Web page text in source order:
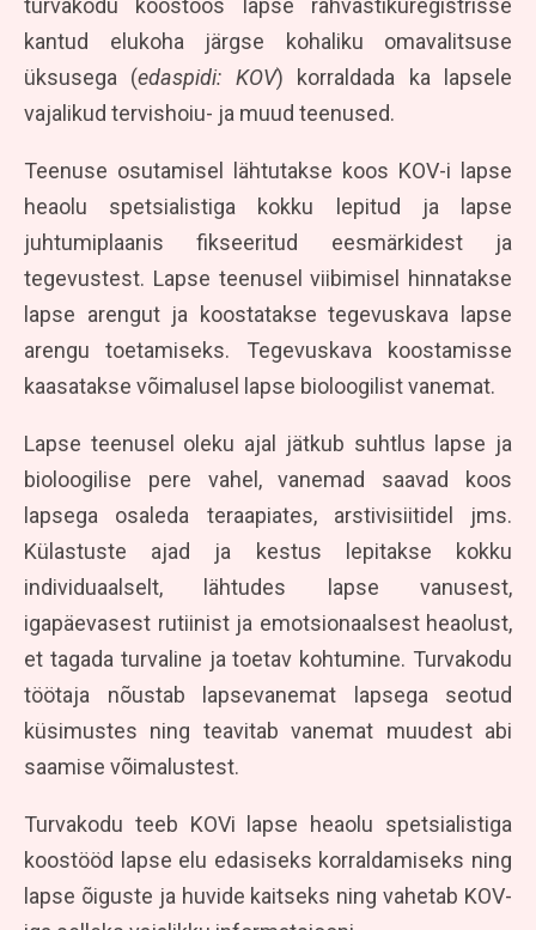
kantud elukoha järgse kohaliku omavalitsuse
üksusega (edaspidi: KOV) korraldada ka lapsele
vajalikud tervishoiu- ja muud teenused.
Teenuse osutamisel lähtutakse koos KOV-i lapse
heaolu spetsialistiga kokku lepitud ja lapse
juhtumiplaanis fikseeritud eesmärkidest ja
tegevustest. Lapse teenusel viibimisel hinnatakse
lapse arengut ja koostatakse tegevuskava lapse
arengu toetamiseks. Tegevuskava koostamisse
kaasatakse võimalusel lapse bioloogilist vanemat.
Lapse teenusel oleku ajal jätkub suhtlus lapse ja
bioloogilise pere vahel, vanemad saavad koos
lapsega osaleda teraapiates, arstivisiitidel jms.
Külastuste ajad ja kestus lepitakse kokku
individuaalselt, lähtudes lapse vanusest,
igapäevasest rutiinist ja emotsionaalsest heaolust,
et tagada turvaline ja toetav kohtumine. Turvakodu
töötaja nõustab lapsevanemat lapsega seotud
küsimustes ning teavitab vanemat muudest abi
saamise võimalustest.
Turvakodu teeb KOVi lapse heaolu spetsialistiga
koostööd lapse elu edasiseks korraldamiseks ning
lapse õiguste ja huvide kaitseks ning vahetab KOV-